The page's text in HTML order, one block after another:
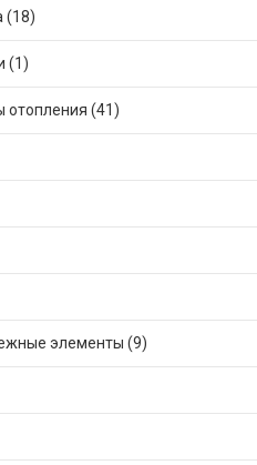
(18)
(1)
отопления (41)
элементы (9)